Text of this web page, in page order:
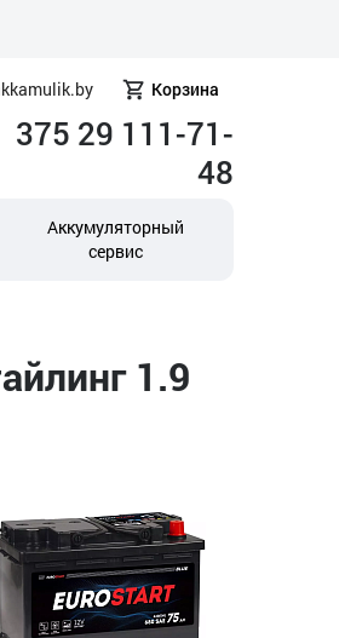
Корзина
375 29 111-71-
48
Аккумуляторный
сервис
1.9